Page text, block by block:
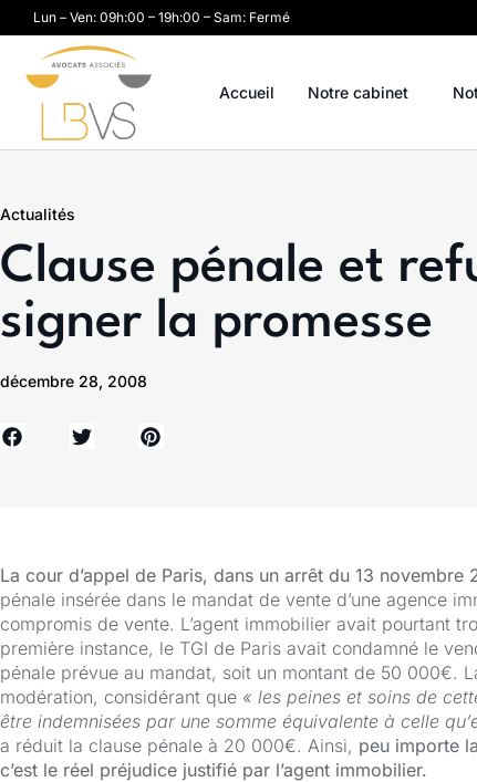
Lun – Ven: 09h:00 – 19h:00 – Sam: Fermé
Accueil Notre cabinet
Actualités
Clause pénale et
signer la promesse
décembre 28, 2008
La cour d’appel de Paris, dans un arrêt du 13 novembre
pénale insérée dans le mandat de vente d’une agence
compromis de vente. L’agent immobilier avait pourtant
première instance, le TGI de Paris avait condamné le
pénale prévue au mandat, soit un montant de 50 000€.
modération, considérant que « les peines et soins de
être indemnisées par une somme équivalente à celle
a réduit la clause pénale à 20 000€. Ainsi, peu importe
c’est le réel préjudice justifié par l’agent immobilier.